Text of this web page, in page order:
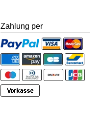
Zahlung per